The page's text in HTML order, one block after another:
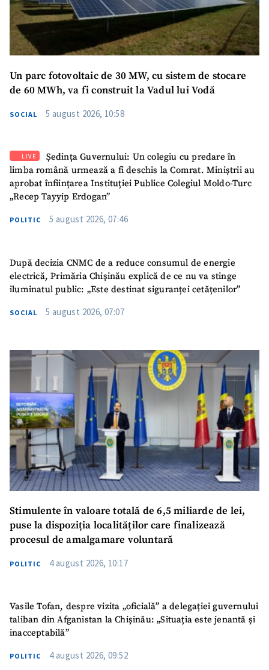
Un parc fotovoltaic de 30 MW, cu sistem de stocare
de 60 MWh, va fi construit la Vadul lui Vodă
SOCIAL 5 august 2026, 10:58
LIVE
Ședința Guvernului: Un colegiu cu predare în
limba română urmează a fi deschis la Comrat. Miniștrii au
aprobat înființarea Instituției Publice Colegiul Moldo-Turc
„Recep Tayyip Erdogan”
POLITIC 5 august 2026, 07:46
După decizia CNMC de a reduce consumul de energie
electrică, Primăria Chișinău explică de ce nu va stinge
iluminatul public: „Este destinat siguranței cetățenilor”
SOCIAL 5 august 2026, 07:07
Stimulente în valoare totală de 6,5 miliarde de lei,
puse la dispoziția localităților care finalizează
procesul de amalgamare voluntară
POLITIC 4 august 2026, 10:17
Vasile Tofan, despre vizita „oficială” a delegației guvernului
taliban din Afganistan la Chișinău: „Situația este jenantă și
inacceptabilă”
POLITIC 4 august 2026, 09:52